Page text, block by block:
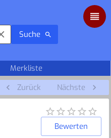
Suche
Merkliste
Zurück Nächste
Bewerten